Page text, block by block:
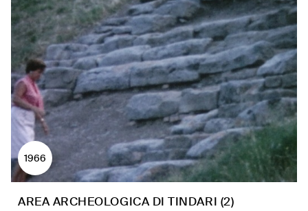
1966
AREA ARCHEOLOGICA DI TINDARI (2)